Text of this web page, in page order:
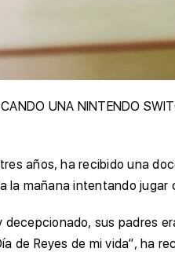
UNA NINTENDO
años, ha recibido una
la mañana intentando
sus padres
de Reyes de mi vida”, ha